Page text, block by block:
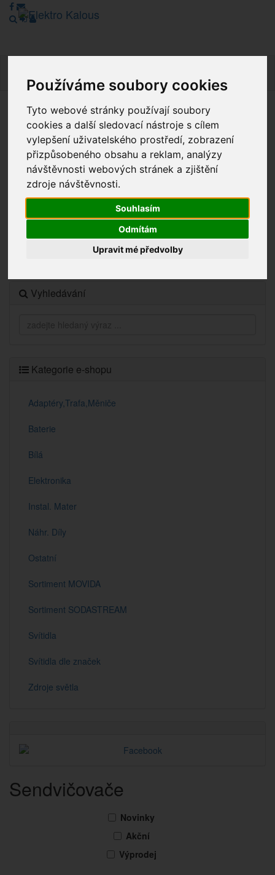
Používáme soubory cookies
Tyto webové stránky používají soubory
cookies a další sledovací nástroje s cílem
vylepšení uživatelského prostředí, zobrazení
přizpůsobeného obsahu a reklam, analýzy
návštěvnosti webových stránek a zjištění
zdroje návštěvnosti.
Souhlasím
Odmítám
Upravit mé předvolby
Vážení zákazníci, v tuto chvíli je Náš internetový obchod v
režimu Katalogu. Objednávky on-line nyní nelze vyřídit.
Děkujeme za pochopení.
Výprodej
Novinky
Vyhledávání
Kategorie e-shopu
Adaptéry,Trafa,Měniče
Baterie
Bílá
Elektronika
Instal. Mater
Náhr. Díly
Ostatní
Sortiment MOVIDA
Sortiment SODASTREAM
Svítidla
Svítidla dle značek
Zdroje světla
Sendvičovače
Novinky
Akční
Výprodej